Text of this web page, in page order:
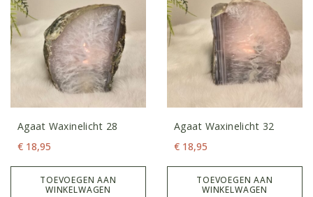
Agaat Waxinelicht 28
€ 18,95
TOEVOEGEN AAN
WINKELWAGEN
Agaat Waxinelicht 32
€ 18,95
TOEVOEGEN AAN
WINKELWAGEN